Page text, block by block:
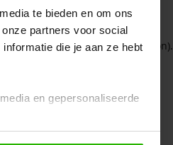
te bieden en om ons
partners voor social
die je aan ze hebt
en gepersonaliseerde
console for more information).